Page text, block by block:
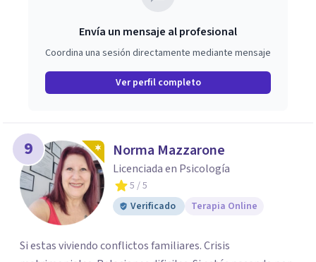
Envía un mensaje al profesional
Coordina una sesión directamente mediante mensaje
Ver perfil completo
9 Norma Mazzarone
Licenciada en Psicología
5 / 5
Verificado
Terapia Online
Si estas viviendo conflictos familiares. Crisis